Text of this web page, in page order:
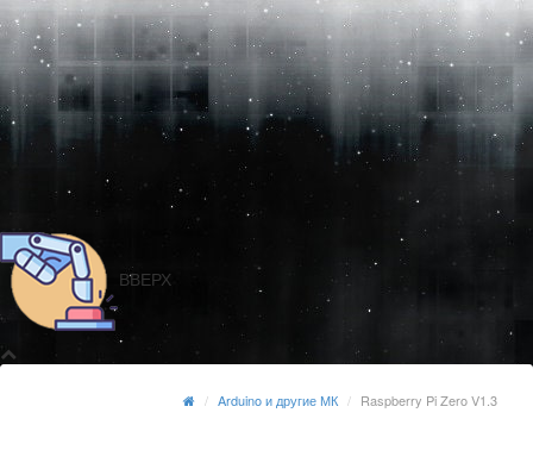
ВВЕРХ
Arduino и другие МК Raspberry Pi Zero V1.3